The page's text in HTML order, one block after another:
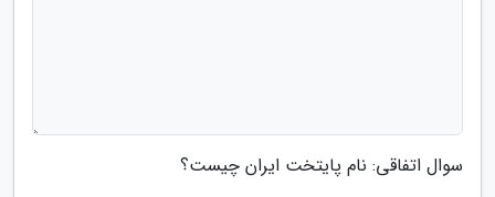
سوال اتفاقی: نام پایتخت ایران چیست؟